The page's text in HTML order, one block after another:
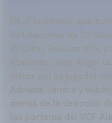
4º Clinic Escoles VCF,
Abelardo, José Ángel
nietos del ex jugador
Adriana, Sandra y
manos de la dirección
los porteros del VCF